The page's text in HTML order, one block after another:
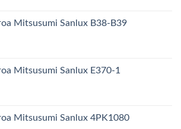
Mitsusumi Sanlux B38-B39
Mitsusumi Sanlux E370-1
Mitsusumi Sanlux 4PK1080